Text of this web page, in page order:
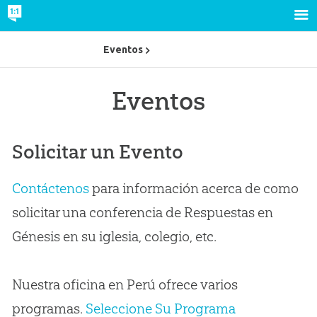
Eventos
Solicitar un Evento
Contáctenospara información acerca de como
solicitar una conferencia de Respuestas en
Génesis en su iglesia, colegio, etc.
Nuestra oficina en Perú ofrece varios
programas. Seleccione Su Programa
Eventos